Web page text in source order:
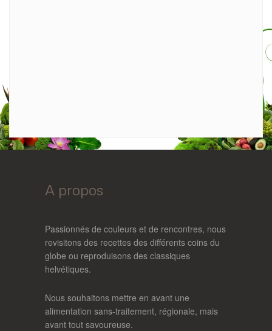
A propos
Passionnés de couleurs et de rencontres, nous
revisitons des recettes des différents coins du
globe ou reproduisons des classiques
helvétiques.
Nous souhaitons mettre en avant une
alimentation sans-traitement, régionale, mais
avant tout savoureuse.